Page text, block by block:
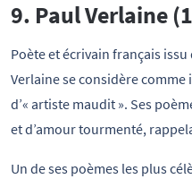
9. Paul Verlaine
Poète et écrivain français
Verlaine se considère
d’« artiste maudit ». Ses
et d’amour tourmenté,
Un de ses poèmes les plus